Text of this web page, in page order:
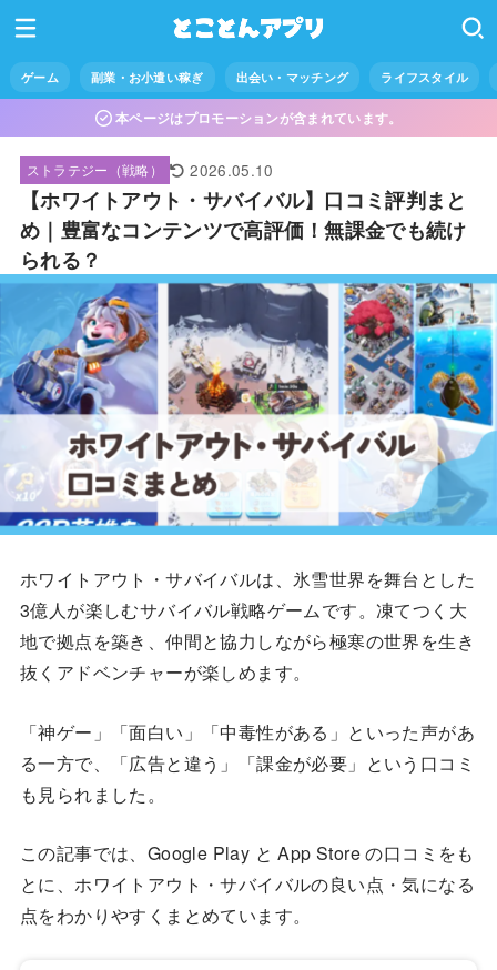
ゲーム 副業・お小遣い稼ぎ 出会い・マッチング ライフスタイル
本ページはプロモーションが含まれています。
ストラテジー（戦略） 2026.05.10
【ホワイトアウト・サバイバル】口コミ評判まと
め｜豊富なコンテンツで高評価！無課金でも続け
られる？
ホワイトアウト・サバイバルは、氷雪世界を舞台とした
3億人が楽しむサバイバル戦略ゲームです。凍てつく大
地で拠点を築き、仲間と協力しながら極寒の世界を生き
抜くアドベンチャーが楽しめます。
「神ゲー」「面白い」「中毒性がある」といった声があ
る一方で、「広告と違う」「課金が必要」という口コミ
も見られました。
この記事では、Google Play と App Store の口コミをも
とに、ホワイトアウト・サバイバルの良い点・気になる
点をわかりやすくまとめています。